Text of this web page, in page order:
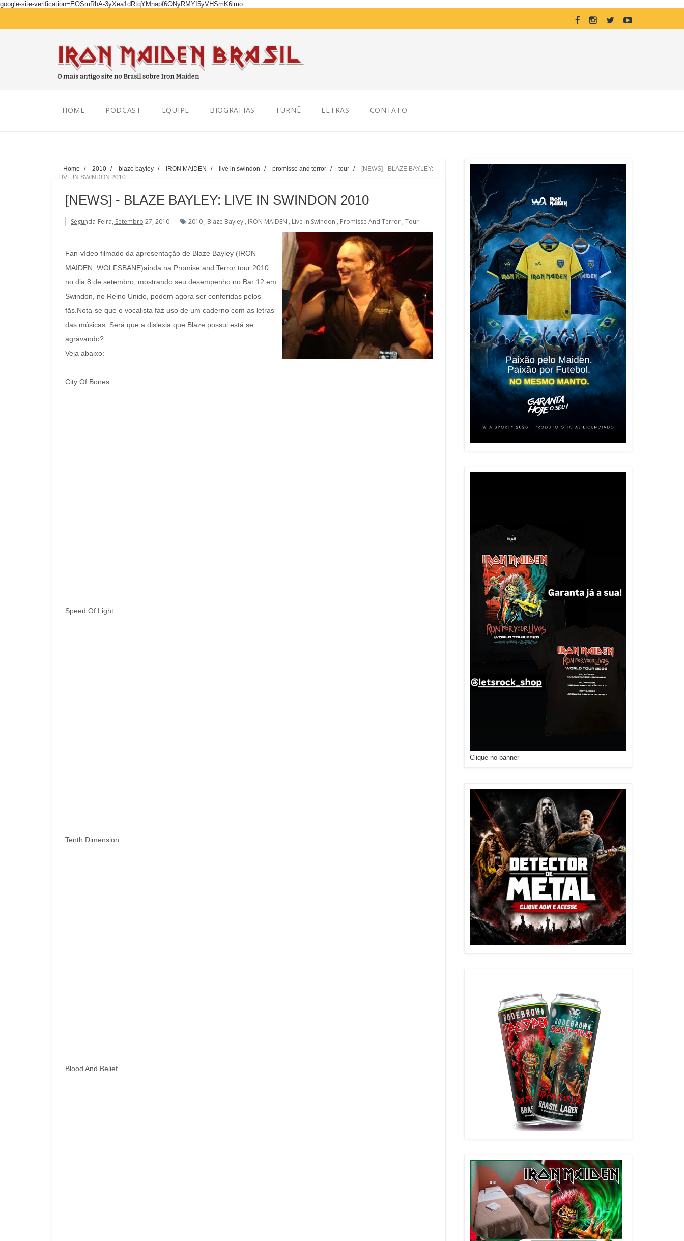
google-site-verification=EOSmRhA-3yXea1dRtqYMnapf6ONyRMYI5yVHSmK6lmo
HOME PODCAST EQUIPE BIOGRAFIAS TURNÊ LETRAS CONTATO
Home / 2010 / blaze bayley / IRON MAIDEN / live in swindon / promisse and terror / tour /
[NEWS] - BLAZE BAYLEY:
LIVE IN SWINDON 2010
[NEWS] - BLAZE BAYLEY: LIVE IN SWINDON 2010
Segunda-Feira, Setembro 27, 2010 2010 , Blaze Bayley , IRON MAIDEN , Live In Swindon , Promisse And Terror , Tour
Fan-vídeo filmado da apresentação de Blaze Bayley (IRON
MAIDEN, WOLFSBANE)ainda na Promise and Terror tour 2010
no dia 8 de setembro, mostrando seu desempenho no Bar 12 em
Swindon, no Reino Unido, podem agora ser conferidas pelos
fãs.Nota-se que o vocalista faz uso de um caderno com as letras
das músicas. Será que a dislexia que Blaze possui está se
agravando?
Veja abaixo:
City Of Bones
Speed Of Light
Tenth Dimension
Blood And Belief
Clique no banner